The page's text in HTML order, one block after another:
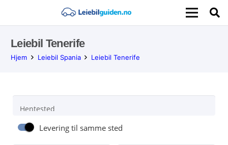
Leiebil Tenerife
Hjem Leiebil Spania Leiebil Tenerife
Hentested
Levering til samme sted